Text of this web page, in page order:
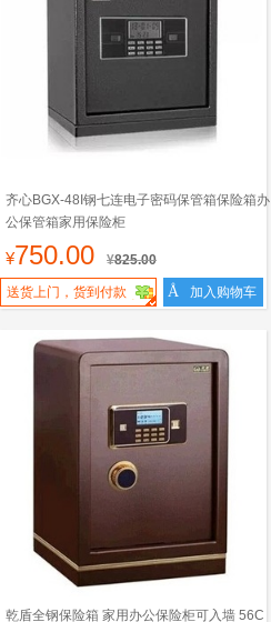
齐心BGX-48I钢七连电子密码保管箱保险箱办
公保管箱家用保险柜
¥750.00 ¥825.00
送货上门，货到付款 Å 加入购物车
乾盾全钢保险箱 家用办公保险柜可入墙 56C